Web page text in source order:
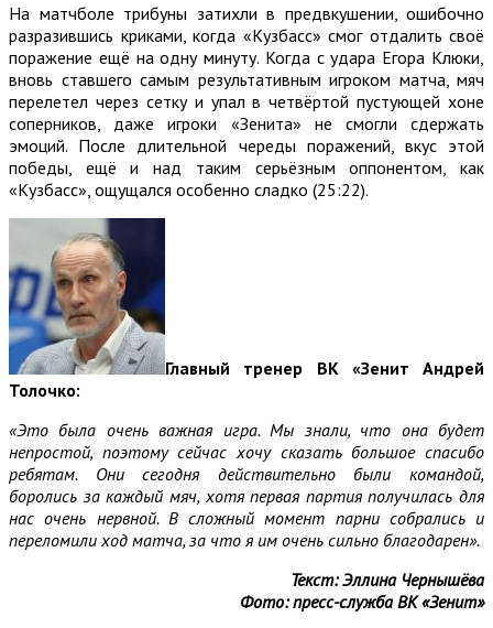
На матчболе трибуны затихли в предвкушении, ошибочно
разразившись криками, когда «Кузбасс» смог отдалить своё
поражение ещё на одну минуту. Когда с удара Егора Клюки,
вновь ставшего самым результативным игроком матча, мяч
перелетел через сетку и упал в четвёртой пустующей хоне
соперников, даже игроки «Зенита» не смогли сдержать
эмоций. После длительной череды поражений, вкус этой
победы, ещё и над таким серьёзным оппонентом, как
«Кузбасс», ощущался особенно сладко (25:22).
Главный тренер ВК «Зенит Андрей
Толочко:
«Это была очень важная игра. Мы знали, что она будет
непростой, поэтому сейчас хочу сказать большое спасибо
ребятам. Они сегодня действительно были командой,
боролись за каждый мяч, хотя первая партия получилась для
нас очень нервной. В сложный момент парни собрались и
переломили ход матча, за что я им очень сильно благодарен».
Текст: Эллина Чернышёва
Фото: пресс-служба ВК «Зенит»